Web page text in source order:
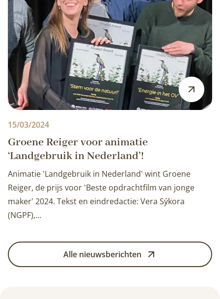
15/03/2024
Groene Reiger voor animatie
‘Landgebruik in Nederland’!
Animatie 'Landgebruik in Nederland' wint Groene
Reiger, de prijs voor 'Beste opdrachtfilm van jonge
maker' 2024. Tekst en eindredactie: Vera Sýkora
(NGPF),…
Alle nieuwsberichten